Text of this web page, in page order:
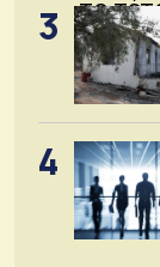
3
4